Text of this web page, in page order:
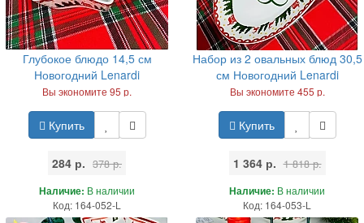
Глубокое блюдо 14,5 см
Новогодний Lenardi
Вы экономите 95 р.
Купить
284 р. 378 р.
Наличие: В наличии
Код: 164-052-L
Набор из 2 овальных блюд 30,5
см Новогодний Lenardi
Вы экономите 455 р.
Купить
1 364 р. 1 818 р.
Наличие: В наличии
Код: 164-053-L